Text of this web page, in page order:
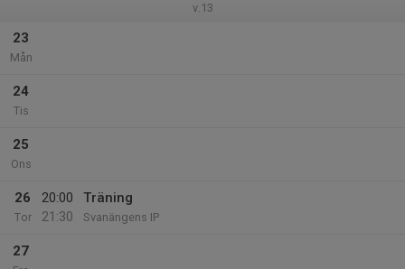
v.13
23
Mån
24
Tis
25
Ons
26
Tor
20:00
21:30
Träning
Svanängens IP
27